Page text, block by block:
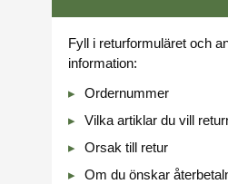
Fyll i returformuläret och
information:
Ordernummer
Vilka artiklar du vill
Orsak till retur
Om du önskar